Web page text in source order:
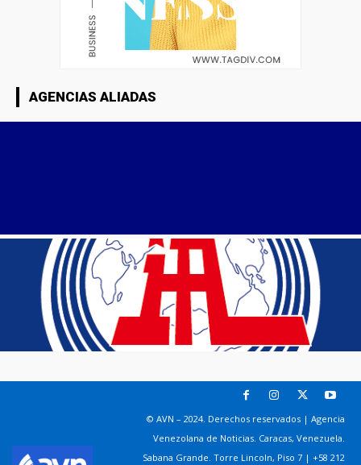
AGENCIAS ALIADAS
© AVN – 2024. Derechos reservados | Agencia
Venezolana de Noticias. Caracas, Venezuela.
Sabana Grande. Torre Lincoln, Piso 7 | +58 212